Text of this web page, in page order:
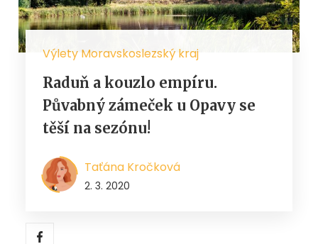
Výlety Moravskoslezský kraj
Raduň a kouzlo empíru.
Půvabný zámeček u Opavy se
těší na sezónu!
Taťána Kročková
2. 3. 2020